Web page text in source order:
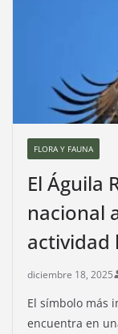
FLORA Y FAUNA
El Águila
nacional
actividad
diciembre 18, 2025
El símbolo más
encuentra en